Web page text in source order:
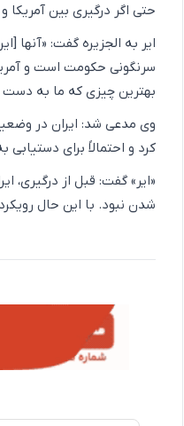
حتی اگر درگیری بین
ایر به الجزیره گفت: «آنها
سرنگونی حکومت است و
بهترین چیزی که ما به
وی مدعی شد: ایران در
کرد و احتمالاً برای
«ایر» گفت: قبل از
شدن نبود. با این حال